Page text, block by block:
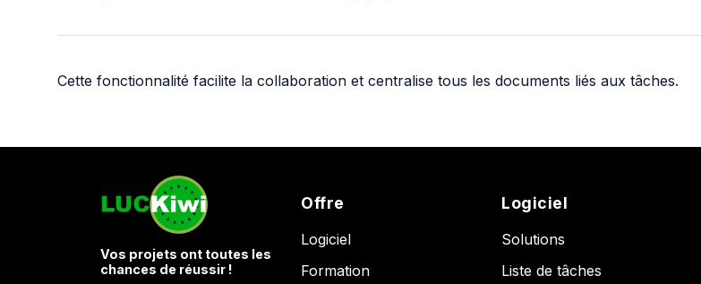
Cette fonctionnalité facilite la collaboration et centralise tous les documents liés aux tâches.
Vos projets ont toutes les
chances de réussir !
Offre
Logiciel
Formation
Logiciel
Solutions
Liste de tâches